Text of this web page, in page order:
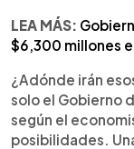
LEA MÁS:
$6,300 millones
¿Adónde irán
solo el Gobierno
según el
posibilidades.